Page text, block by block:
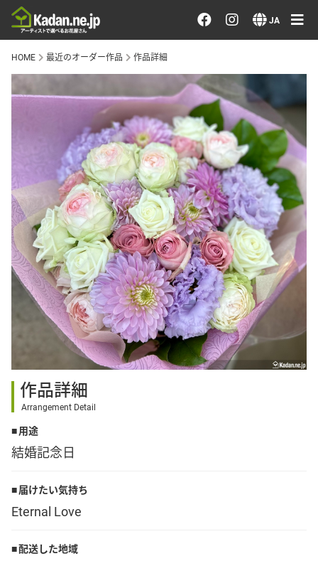
JA
お花を注文する・探す
おまかせ注文
最近のオーダー作品
アーティストで選ぶ
届けたい気持ちで選ぶ
会員メニュー
ログイン
会員登録
その他
HOME 最近のオーダー作品 作品詳細
作品詳細
Arrangement Detail
用途
結婚記念日
届けたい気持ち
Eternal Love
配送した地域